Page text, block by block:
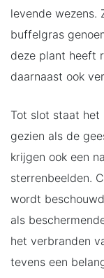
levende wezens.
buffelgras
deze plant heeft
daarnaast ook
Tot slot staat het
gezien als de
krijgen ook een
sterrenbeelden.
wordt
als
het verbranden
tevens een